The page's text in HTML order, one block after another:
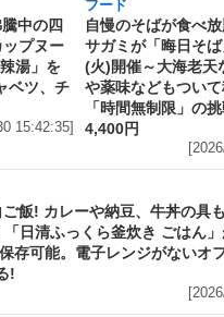
売から10年、昨年までの累計寄
円
中の四
プヌー
ベツ、チ
フード
自慢のそばが食べ放
(火)開催～大海老
や薬味などもつい